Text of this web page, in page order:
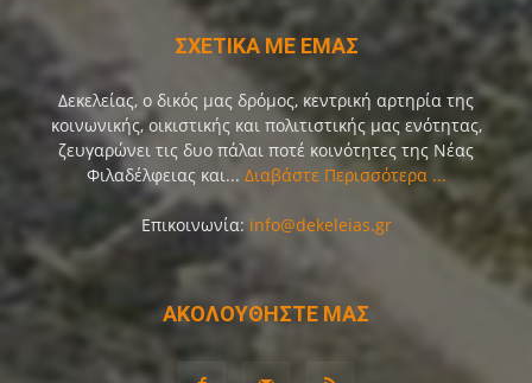
ΣΧΕΤΙΚΑ ΜΕ ΕΜΑΣ
Δεκελείας, ο δικός μας δρόμος, κεντρική αρτηρία της
κοινωνικής, οικιστικής και πολιτιστικής μας ενότητας,
ζευγαρώνει τις δυο πάλαι ποτέ κοινότητες της Νέας
Φιλαδέλφειας και... Διαβάστε Περισσότερα ...
Επικοινωνία: info@dekeleias.gr
ΑΚΟΛΟΥΘΗΣΤΕ ΜΑΣ